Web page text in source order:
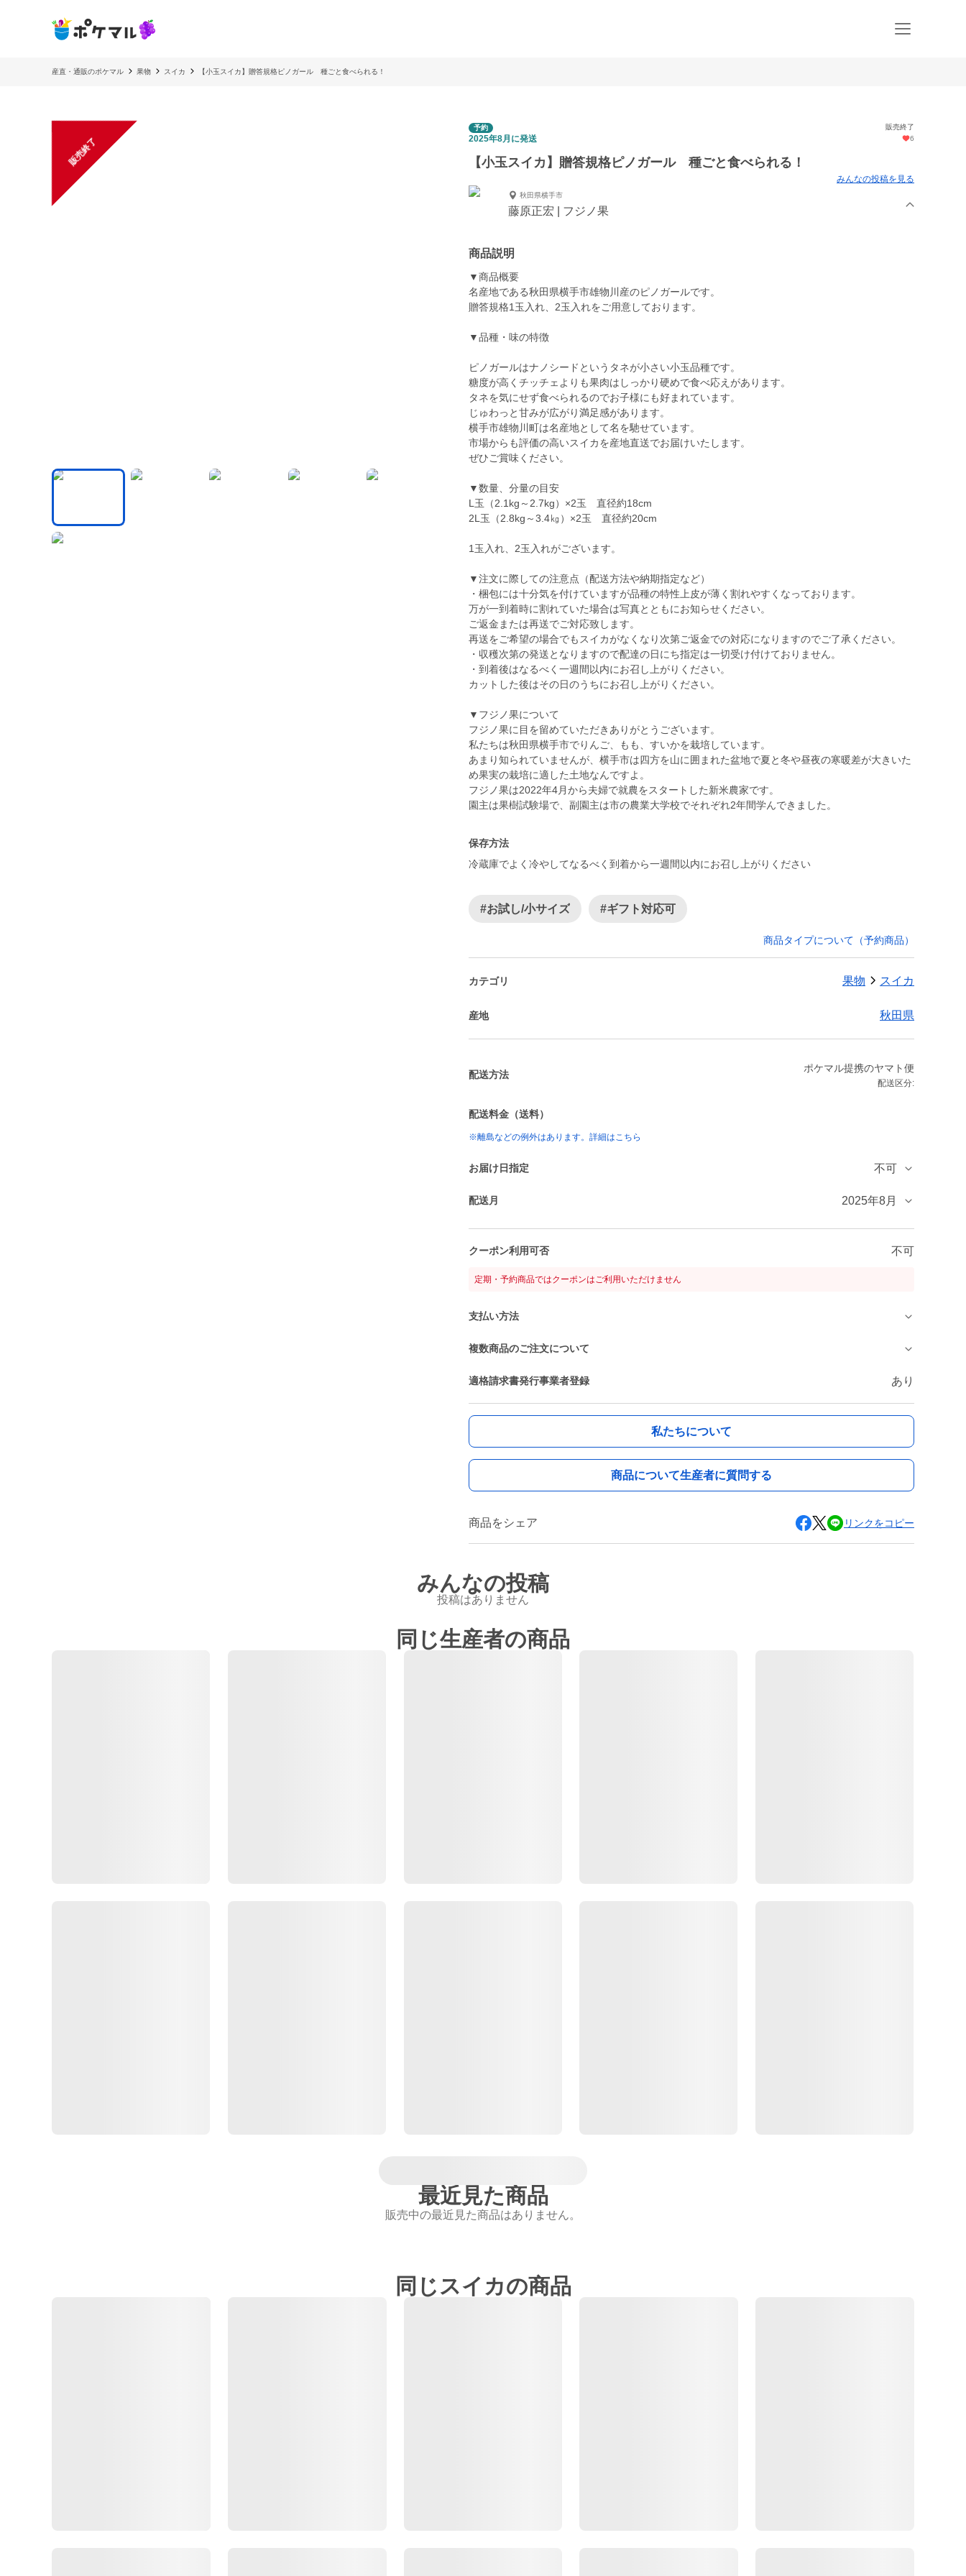
産直・通販のポケマル 果物 スイカ 【小玉スイカ】贈答規格ピノガール 種ごと食べられる！
販売終了
予約 販売終了
2025年8月に発送 6
【小玉スイカ】贈答規格ピノガール 種ごと食べられる！
みんなの投稿を見る
秋田県横手市
藤原正宏 | フジノ果
商品説明
▼商品概要
名産地である秋田県横手市雄物川産のピノガールです。
贈答規格1玉入れ、2玉入れをご用意しております。
▼品種・味の特徴
ピノガールはナノシードというタネが小さい小玉品種です。
糖度が高くチッチェよりも果肉はしっかり硬めで食べ応えがあります。
タネを気にせず食べられるのでお子様にも好まれています。
じゅわっと甘みが広がり満足感があります。
横手市雄物川町は名産地として名を馳せています。
市場からも評価の高いスイカを産地直送でお届けいたします。
ぜひご賞味ください。
▼数量、分量の目安
L玉（2.1kg～2.7kg）×2玉 直径約18cm
2L玉（2.8kg～3.4㎏）×2玉 直径約20cm
1玉入れ、2玉入れがございます。
▼注文に際しての注意点（配送方法や納期指定など）
・梱包には十分気を付けていますが品種の特性上皮が薄く割れやすくなっております。
万が一到着時に割れていた場合は写真とともにお知らせください。
ご返金または再送でご対応致します。
再送をご希望の場合でもスイカがなくなり次第ご返金での対応になりますのでご了承ください。
・収穫次第の発送となりますので配達の日にち指定は一切受け付けておりません。
・到着後はなるべく一週間以内にお召し上がりください。
カットした後はその日のうちにお召し上がりください。
▼フジノ果について
フジノ果に目を留めていただきありがとうございます。
私たちは秋田県横手市でりんご、もも、すいかを栽培しています。
あまり知られていませんが、横手市は四方を山に囲まれた盆地で夏と冬や昼夜の寒暖差が大きいた
め果実の栽培に適した土地なんですよ。
フジノ果は2022年4月から夫婦で就農をスタートした新米農家です。
園主は果樹試験場で、副園主は市の農業大学校でそれぞれ2年間学んできました。
保存方法
冷蔵庫でよく冷やしてなるべく到着から一週間以内にお召し上がりください
#お試し/小サイズ #ギフト対応可
商品タイプについて（予約商品）
カテゴリ 果物 スイカ
産地 秋田県
配送方法
ポケマル提携のヤマト便
配送区分:
配送料金（送料）
※離島などの例外はあります。詳細はこちら
お届け日指定 不可
配送月 2025年8月
クーポン利用可否 不可
定期・予約商品ではクーポンはご利用いただけません
支払い方法
複数商品のご注文について
適格請求書発行事業者登録 あり
私たちについて
商品について生産者に質問する
商品をシェア リンクをコピー
みんなの投稿
投稿はありません
同じ生産者の商品
最近見た商品
販売中の最近見た商品はありません。
同じスイカの商品